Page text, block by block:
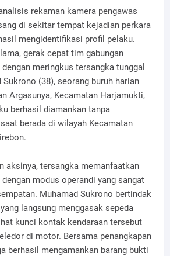
rekaman kamera pengawas
di sekitar tempat kejadian perkara
mengidentifikasi profil pelaku.
gerak cepat tim gabungan
meringkus tersangka tunggal
Sukrono (38), seorang buruh harian
Argasunya, Kecamatan Harjamukti,
berhasil diamankan tanpa
berada di wilayah Kecamatan
aksinya, tersangka memanfaatkan
modus operandi yang sangat
Muhamad Sukrono bertindak
langsung menggasak sepeda
kunci kontak kendaraan tersebut
di motor. Bersama penangkapan
berhasil mengamankan barang bukti